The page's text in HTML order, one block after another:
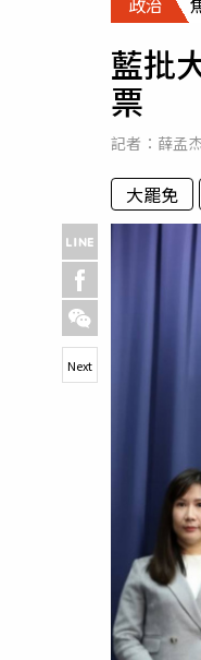
藍批
票
記者： 薛孟
大罷免
Next